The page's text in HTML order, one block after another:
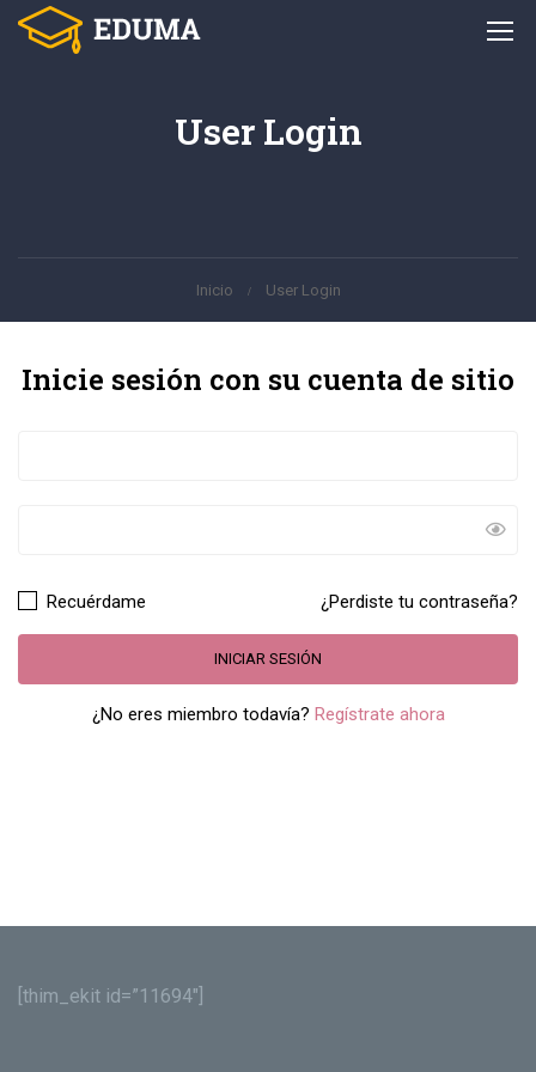
User Login
Inicio User Login
Inicie sesión con su cuenta de sitio
¿Perdiste tu contraseña?
Recuérdame
¿No eres miembro todavía? Regístrate ahora
[thim_ekit id=”11694″]